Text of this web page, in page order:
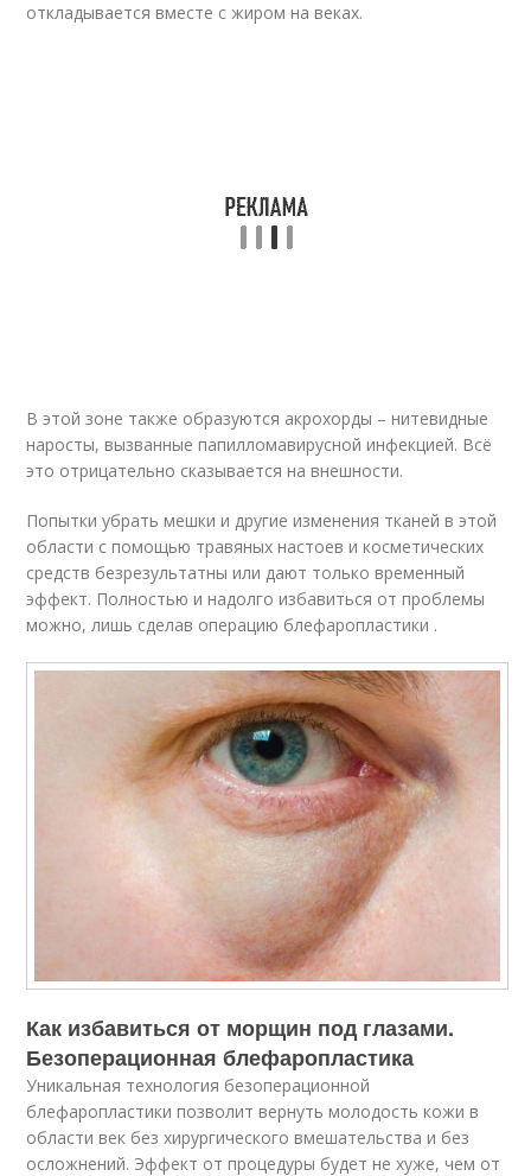
откладывается вместе с жиром на веках.
В этой зоне также образуются акрохорды – нитевидные
наросты, вызванные папилломавирусной инфекцией. Всё
это отрицательно сказывается на внешности.
Попытки убрать мешки и другие изменения тканей в этой
области с помощью травяных настоев и косметических
средств безрезультатны или дают только временный
эффект. Полностью и надолго избавиться от проблемы
можно, лишь сделав операцию блефаропластики .
Как избавиться от морщин под глазами.
Безоперационная блефаропластика
Уникальная технология безоперационной
блефаропластики позволит вернуть молодость кожи в
области век без хирургического вмешательства и без
осложнений. Эффект от процедуры будет не хуже, чем от